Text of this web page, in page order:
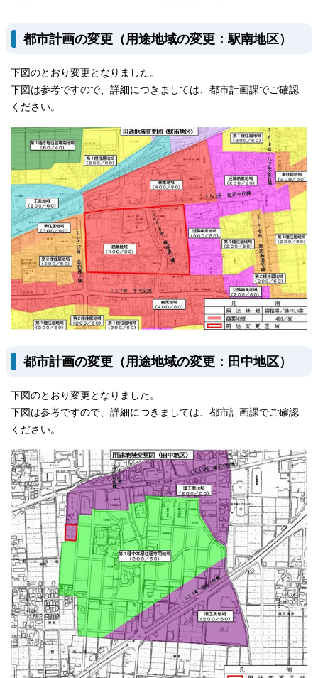
都市計画の変更（用途地域の変更：駅南地区）
下図のとおり変更となりました。
下図は参考ですので、詳細につきましては、都市計画課でご確認
ください。
都市計画の変更（用途地域の変更：田中地区）
下図のとおり変更となりました。
下図は参考ですので、詳細につきましては、都市計画課でご確認
ください。